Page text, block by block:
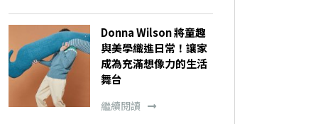
Donna Wilson 將童趣
與美學織進日常！讓家
成為充滿想像力的生活
舞台
繼續閱讀